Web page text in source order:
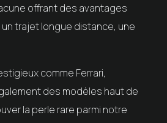
offrant des avantages
trajet longue distance, une
comme Ferrari,
des modèles haut de
la perle rare parmi notre